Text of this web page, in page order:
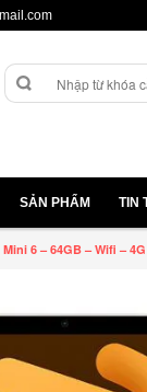
SẢN PHẨM TIN
6 – 64GB – Wifi –